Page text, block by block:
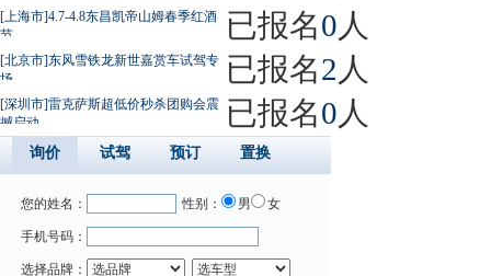
[上海市]4.7-4.8东昌凯帝山姆春季红酒
节
已报名0 人
[北京市]东风雪铁龙新世嘉赏车试驾专
场
已报名2 人
[深圳市]雷克萨斯超低价秒杀团购会震
撼启动
已报名0 人
询价 试驾 预订 置换
您的姓名： 性别： 男 女
手机号码：
选择品牌：